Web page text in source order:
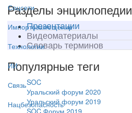
Соцсети
Импортозамещение
Технологии
ИИ
Связь
Нацбезопасность
Разделы энциклопедии
Презентации
Видеоматериалы
Словарь терминов
Популярные теги
SOC
Уральский форум 2020
Уральский форум 2019
SOC Форум 2019